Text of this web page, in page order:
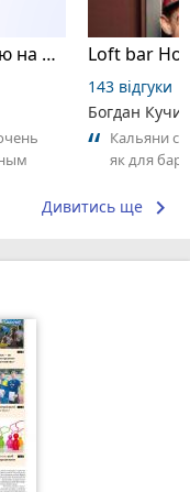
Victoria, школа спортивного танцю на пілоні Loft bar
143 відгуки
Богдан
Кальяни
як для
Дивитись ще keyboard_arrow_right